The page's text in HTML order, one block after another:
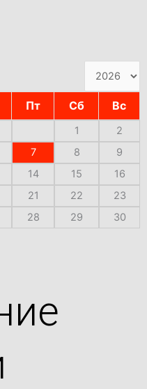
Пт Сб Вс
1
2
7 8
9
14 15
16
21 22
23
28 29
30